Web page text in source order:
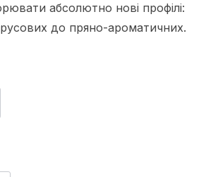
абсолютно нові профілі:
до пряно-ароматичних.